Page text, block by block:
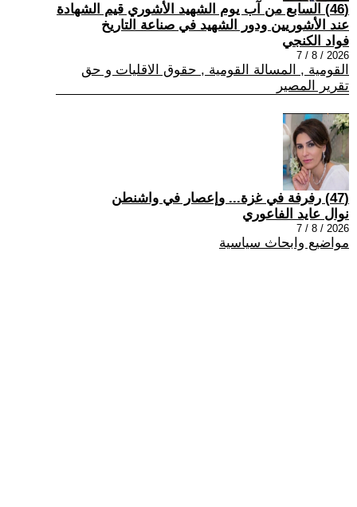
(46) السابع من آب يوم الشهيد الأشوري قيم الشهادة
عند الأشوريين ودور الشهيد في صناعة التاريخ
فواد الكنجي
2026 / 8 / 7
القومية , المسالة القومية , حقوق الاقليات و حق
تقرير المصير
(47) رفرفة في غزة... وإعصار في واشنطن
نوال عايد الفاعوري
2026 / 8 / 7
مواضيع وابحاث سياسية